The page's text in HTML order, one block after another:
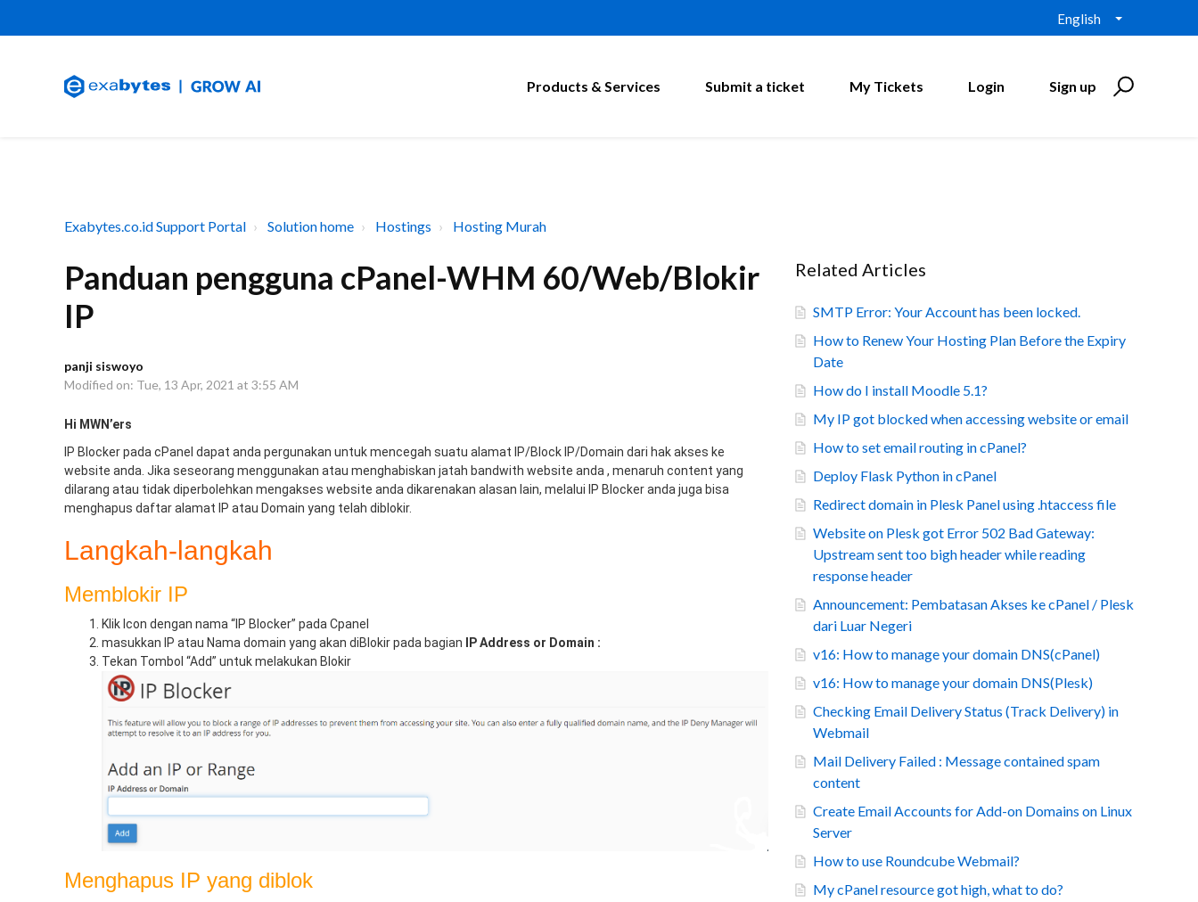
English
Products & Services Submit a ticket My Tickets Login Sign up
Exabytes.co.id Support Portal Solution home Hostings Hosting Murah
Panduan pengguna cPanel-WHM 60/Web/Blokir
IP
panji siswoyo
Modified on: Tue, 13 Apr, 2021 at 3:55 AM
Hi MWN’ers
IP Blocker pada cPanel dapat anda pergunakan untuk mencegah suatu alamat IP/Block IP/Domain dari hak akses ke
website anda. Jika seseorang menggunakan atau menghabiskan jatah bandwith website anda , menaruh content yang
dilarang atau tidak diperbolehkan mengakses website anda dikarenakan alasan lain, melalui IP Blocker anda juga bisa
menghapus daftar alamat IP atau Domain yang telah diblokir.
Langkah-langkah
Memblokir IP
Klik Icon dengan nama “IP Blocker” pada Cpanel
masukkan IP atau Nama domain yang akan diBlokir pada bagian
IP Address or Domain :
Tekan Tombol “Add” untuk melakukan Blokir
Menghapus IP yang diblok
Related Articles
SMTP Error: Your Account has been locked.
How to Renew Your Hosting Plan Before the Expiry
Date
How do I install Moodle 5.1?
My IP got blocked when accessing website or email
How to set email routing in cPanel?
Deploy Flask Python in cPanel
Redirect domain in Plesk Panel using .htaccess file
Website on Plesk got Error 502 Bad Gateway:
Upstream sent too bigh header while reading
response header
Announcement: Pembatasan Akses ke cPanel / Plesk
dari Luar Negeri
v16: How to manage your domain DNS(cPanel)
v16: How to manage your domain DNS(Plesk)
Checking Email Delivery Status (Track Delivery) in
Webmail
Mail Delivery Failed : Message contained spam
content
Create Email Accounts for Add-on Domains on Linux
Server
How to use Roundcube Webmail?
My cPanel resource got high, what to do?